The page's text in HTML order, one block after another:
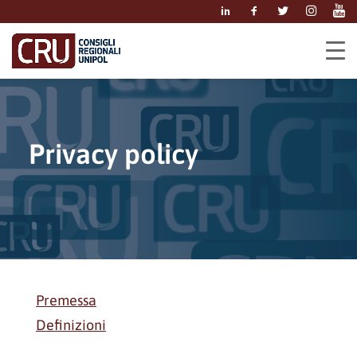
Privacy policy
Premessa
Definizioni